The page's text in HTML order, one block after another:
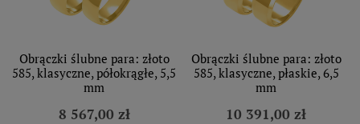
Obrączki ślubne para: złoto
585, klasyczne, półokrągłe, 5,5
mm
8 567,00 zł
Obrączki ślubne para: złoto
585, klasyczne, płaskie, 6,5
mm
10 391,00 zł